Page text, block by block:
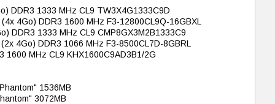
DDR3 1333 MHz CL9 TW3X4G1333C9D
4Go) DDR3 1600 MHz F3-12800CL9Q-16GBXL
DDR3 1333 MHz CL9 CMP8GX3M2B1333C9
4Go) DDR3 1066 MHz F3-8500CL7D-8GBRL
1600 MHz CL9 KHX1600C9AD3B1/2G
1536MB
3072MB